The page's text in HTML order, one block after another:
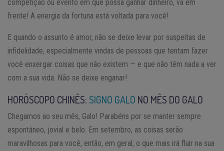
competição ou evento em que possa ganhar dinheiro, vá em
frente! A energia da fortuna está voltada para você!
E quando o assunto é amor, não se deixe levar por suspeitas de
infidelidade, especialmente vindas de pessoas que tentam fazer
você enxergar coisas que não existem — e que não têm nada a ver
com a sua vida. Não se deixe enganar!
HORÓSCOPO CHINÊS:SIGNO GALO NO MÊS DO GALO
Chegamos ao seu mês, Galo! Parabéns por se manter sempre
espontâneo, jovial e belo. Em setembro, as coisas serão
maravilhosas para você, então, em geral, o que mais irá fluir na sua